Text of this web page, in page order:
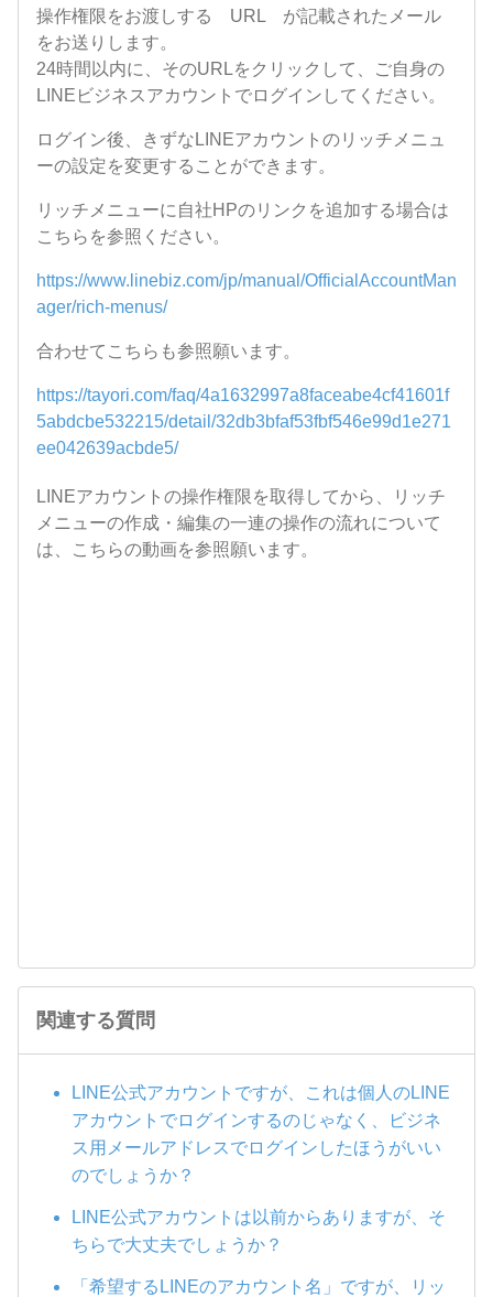
操作権限をお渡しする URL が記載されたメール
をお送りします。
24時間以内に、そのURLをクリックして、ご自身の
LINEビジネスアカウントでログインしてください。
ログイン後、きずなLINEアカウントのリッチメニュ
ーの設定を変更することができます。
リッチメニューに自社HPのリンクを追加する場合は
こちらを参照ください。
https://www.linebiz.com/jp/manual/OfficialAccountMan
ager/rich-menus/
合わせてこちらも参照願います。
https://tayori.com/faq/4a1632997a8faceabe4cf41601f
5abdcbe532215/detail/32db3bfaf53fbf546e99d1e271
ee042639acbde5/
LINEアカウントの操作権限を取得してから、リッチ
メニューの作成・編集の一連の操作の流れについて
は、こちらの動画を参照願います。
関連する質問
LINE公式アカウントですが、これは個人のLINE
アカウントでログインするのじゃなく、ビジネ
ス用メールアドレスでログインしたほうがいい
のでしょうか？
LINE公式アカウントは以前からありますが、そ
ちらで大丈夫でしょうか？
「希望するLINEのアカウント名」ですが、リッ